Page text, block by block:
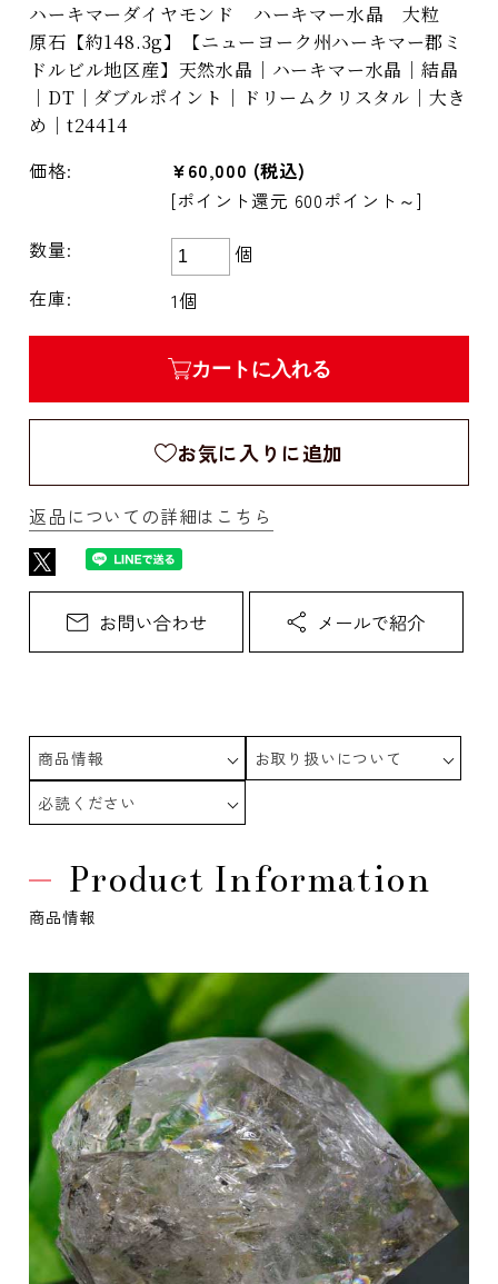
ハーキマーダイヤモンド ハーキマー水晶 大粒
原石【約148.3g】【ニューヨーク州ハーキマー郡ミ
ドルビル地区産】天然水晶｜ハーキマー水晶｜結晶
｜DT｜ダブルポイント｜ドリームクリスタル｜大き
め｜t24414
価格: ¥60,000 (税込)
[ポイント還元 600ポイント～]
数量:
個
在庫:
1個
カートに入れる
お気に入りに追加
返品についての詳細はこちら
商品情報
お取り扱いについて
必読ください
Product Information
商品情報